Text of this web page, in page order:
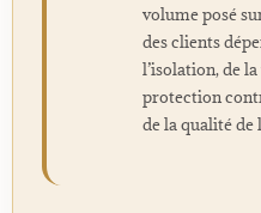
volume posé
des clients
l’isolation, de
protection
de la qualité de